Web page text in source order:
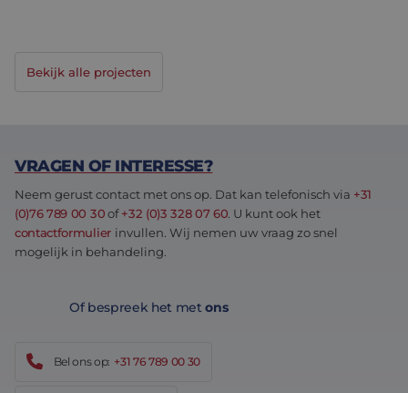
Bekijk alle projecten
VRAGEN OF INTERESSE?
Neem gerust contact met ons op. Dat kan telefonisch via +31
(0)76 789 00 30of+32 (0)3 328 07 60. U kunt ook het
contactformulier invullen. Wij nemen uw vraag zo snel
mogelijk in behandeling.
Of bespreek het metons
Bel ons op: +31 76 789 00 30